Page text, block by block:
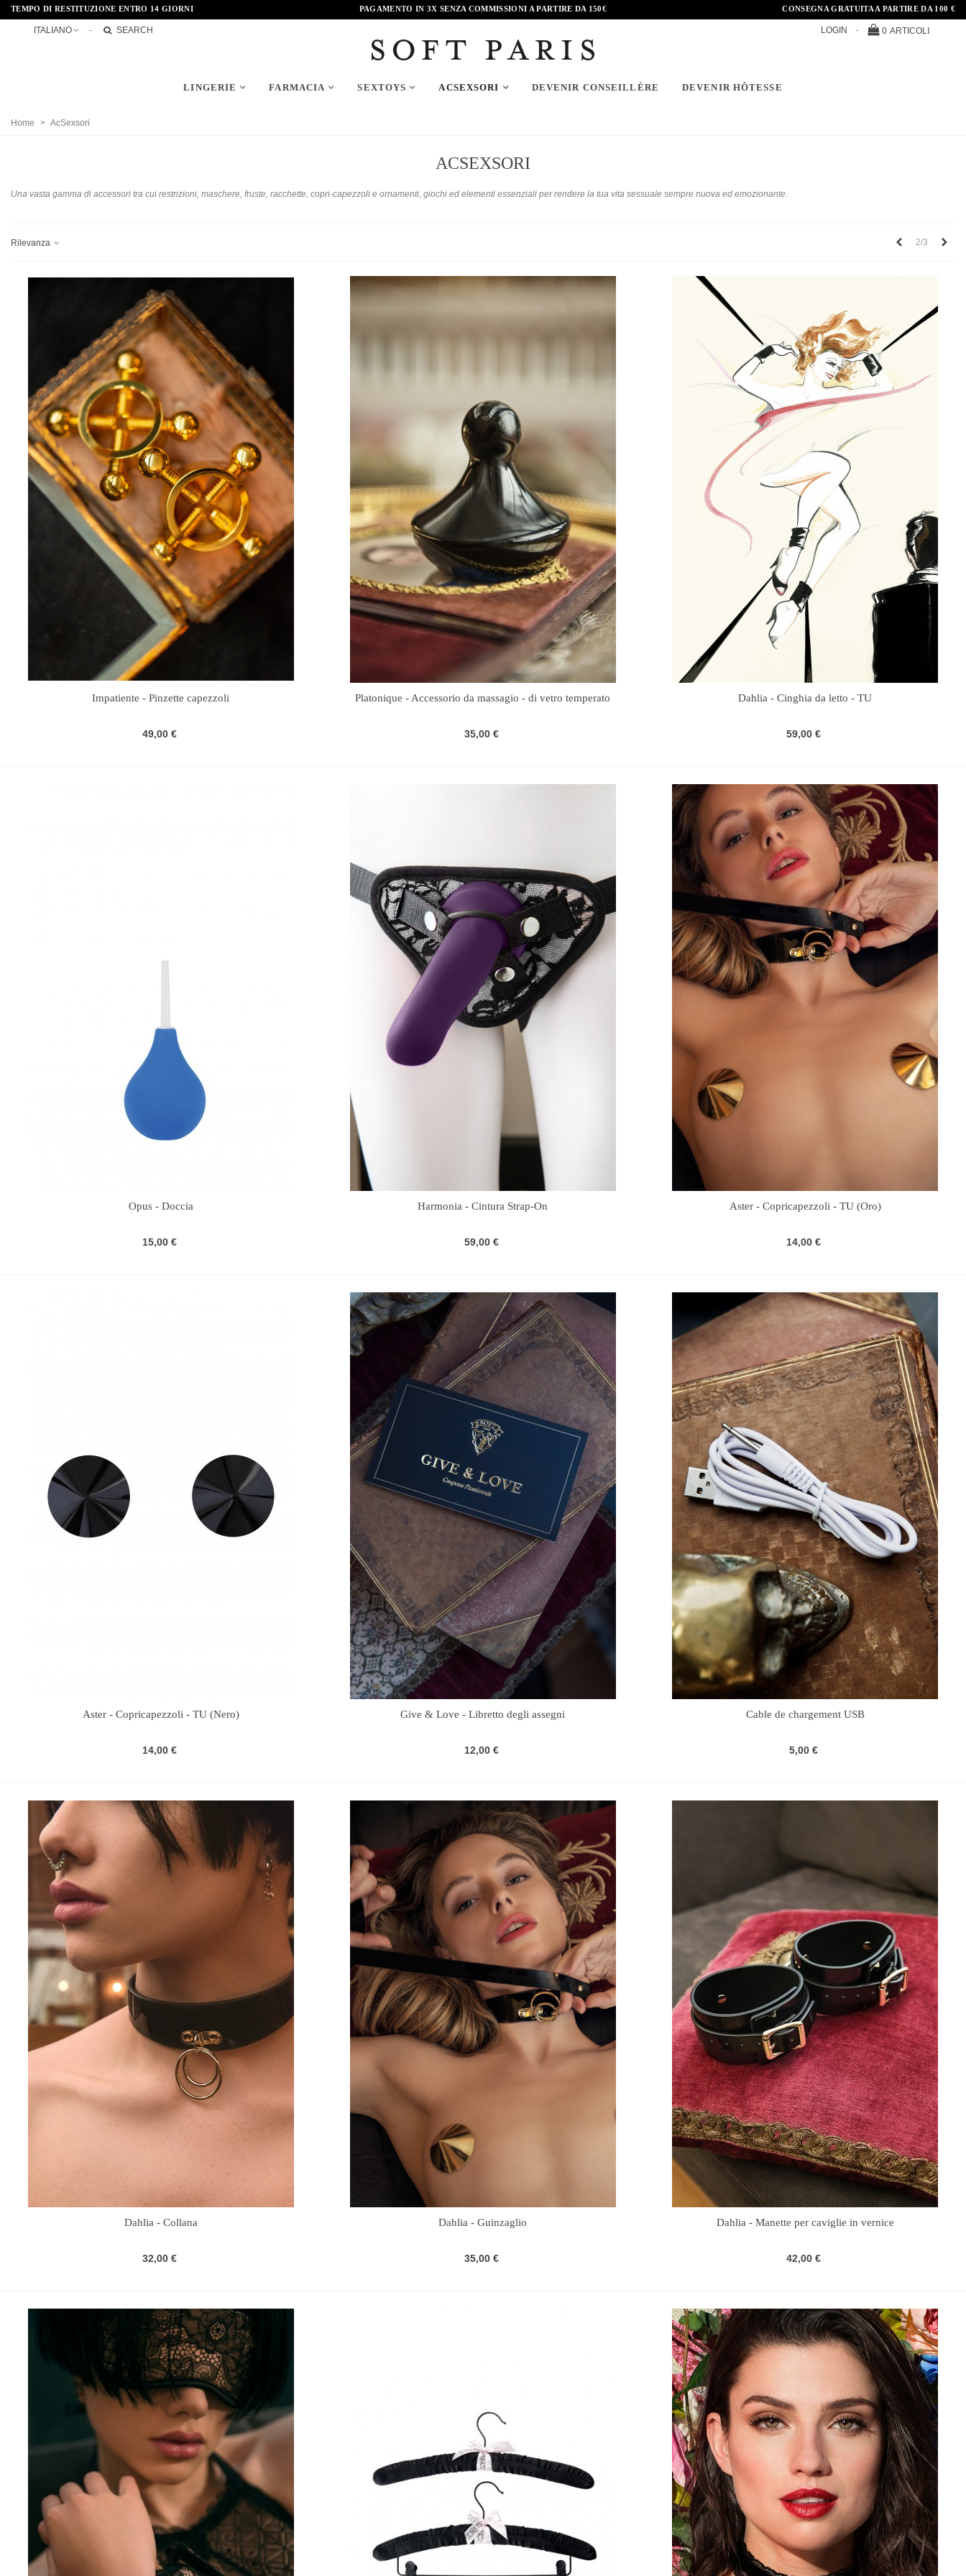
TEMPO DI RESTITUZIONE ENTRO 14 GIORNI PAGAMENTO IN 3X SENZA COMMISSIONI A PARTIRE DA 150€ CONSEGNA GRATUITA A PARTIRE DA 100 €
ITALIANO SEARCH LOGIN 0 ARTICOLI
LINGERIE FARMACIA SEXTOYS ACSEXSORI DEVENIR CONSEILLÈRE DEVENIR HÔTESSE
Home > AcSexsori
ACSEXSORI
Una vasta gamma di accessori tra cui restrizioni, maschere, fruste, racchette, copri-capezzoli e ornamenti, giochi ed elementi essenziali per rendere la tua vita sessuale sempre nuova ed emozionante.
Rilevanza Precedente
2/3
Impatiente - Pinzette capezzoli
49,00 €
Platonique - Accessorio da massagio - di vetro temperato
35,00 €
Dahlia - Cinghia da letto - TU
59,00 €
Opus - Doccia
15,00 €
Harmonia - Cintura Strap-On
59,00 €
Aster - Copricapezzoli - TU (Oro)
14,00 €
Aster - Copricapezzoli - TU (Nero)
14,00 €
Give & Love - Libretto degli assegni
12,00 €
Cable de chargement USB
5,00 €
Dahlia - Collana
32,00 €
Dahlia - Guinzaglio
35,00 €
Dahlia - Manette per caviglie in vernice
42,00 €